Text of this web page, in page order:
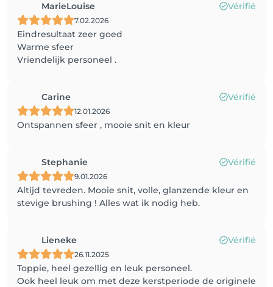
MarieLouise Vérifié
7.02.2026
Eindresultaat zeer goed
Warme sfeer
Vriendelijk personeel .
Carine Vérifié
12.01.2026
Ontspannen sfeer , mooie snit en kleur
Stephanie Vérifié
9.01.2026
Altijd tevreden. Mooie snit, volle, glanzende kleur en
stevige brushing ! Alles wat ik nodig heb.
Lieneke Vérifié
26.11.2025
Toppie, heel gezellig en leuk personeel.
Ook heel leuk om met deze kerstperiode de originele